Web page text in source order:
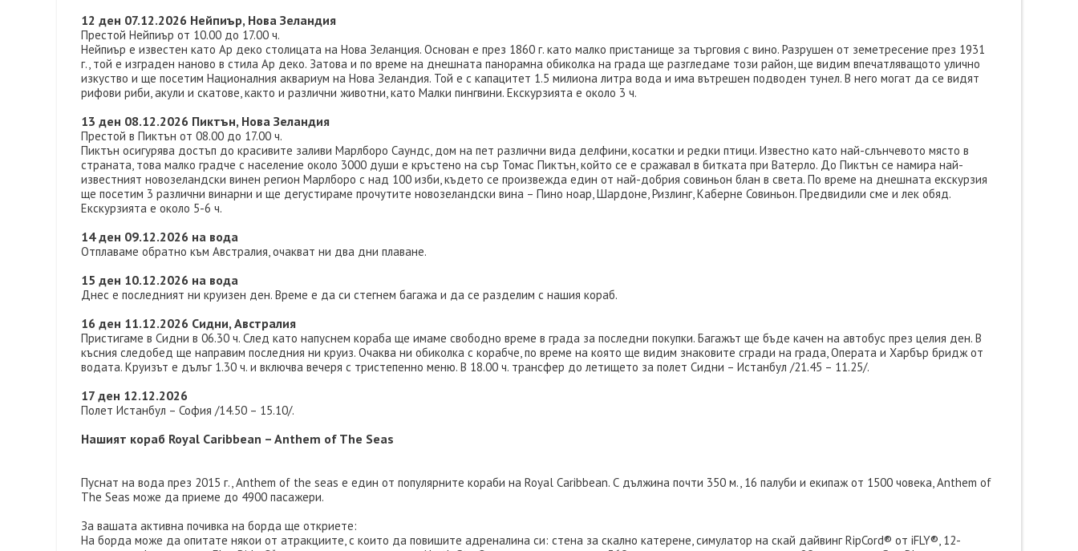
12 ден 07.12.2026 Нейпиър, Нова Зеландия
Престой Нейпиър от 10.00 до 17.00 ч.
Нейпиър е известен като Ар деко столицата на Нова Зеланция. Основан е през 1860 г. като малко пристанище за търговия с вино. Разрушен от земетресение през 1931
г., той е изграден наново в стила Ар деко. Затова и по време на днешната панорамна обиколка на града ще разгледаме този район, ще видим впечатляващото улично
изкуство и ще посетим Националния аквариум на Нова Зеландия. Той е с капацитет 1.5 милиона литра вода и има вътрешен подводен тунел. В него могат да се видят
рифови риби, акули и скатове, както и различни животни, като Малки пингвини. Екскурзията е около 3 ч.
13 ден 08.12.2026 Пиктън, Нова Зеландия
Престой в Пиктън от 08.00 до 17.00 ч.
Пиктън осигурява достъп до красивите заливи Марлборо Саундс, дом на пет различни вида делфини, косатки и редки птици. Известно като най-слънчевото място в
страната, това малко градче с население около 3000 души е кръстено на сър Томас Пиктън, който се е сражавал в битката при Ватерло. До Пиктън се намира най-
известният новозеландски винен регион Марлборо с над 100 изби, където се произвежда един от най-добрия совиньон блан в света. По време на днешната екскурзия
ще посетим 3 различни винарни и ще дегустираме прочутите новозеландски вина – Пино ноар, Шардоне, Ризлинг, Каберне Совиньон. Предвидили сме и лек обяд.
Екскурзията е около 5-6 ч.
14 ден 09.12.2026 на вода
Отплаваме обратно към Австралия, очакват ни два дни плаване.
15 ден 10.12.2026 на вода
Днес е последният ни круизен ден. Време е да си стегнем багажа и да се разделим с нашия кораб.
16 ден 11.12.2026 Сидни, Австралия
Пристигаме в Сидни в 06.30 ч. След като напуснем кораба ще имаме свободно време в града за последни покупки. Багажът ще бъде качен на автобус през целия ден. В
късния следобед ще направим последния ни круиз. Очаква ни обиколка с корабче, по време на която ще видим знаковите сгради на града, Операта и Харбър бридж от
водата. Круизът е дълъг 1.30 ч. и включва вечеря с тристепенно меню. В 18.00 ч. трансфер до летището за полет Сидни – Истанбул /21.45 – 11.25/.
17 ден 12.12.2026
Полет Истанбул – София /14.50 – 15.10/.
Нашият кораб Royal Caribbean – Anthem of The Seas
Пуснат на вода през 2015 г., Anthem of the seas е един от популярните кораби на Royal Caribbean. С дължина почти 350 м., 16 палуби и екипаж от 1500 човека, Anthem of
The Seas може да приеме до 4900 пасажери.
За вашата активна почивка на борда ще откриете:
На борда може да опитате някои от атракциите, с които да повишите адреналина си: стена за скално катерене, симулатор на скай дайвинг RipCord® от iFLY®, 12-